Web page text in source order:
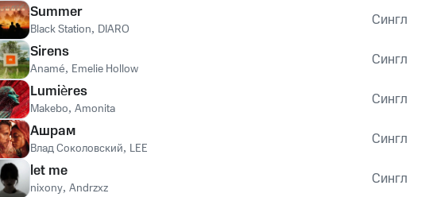
Summer
Black Station, DIARO Сингл
Sirens
Anamé, Emelie Hollow Сингл
Lumières
Makebo, Amonita Сингл
Ашрам
Влад Соколовский, LEE Сингл
let me
nixony, Andrzxz Сингл